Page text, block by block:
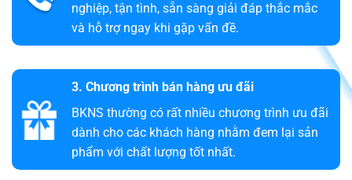
nghiệp, tận tình, sẵn sàng giải đáp thắc mắc
và hỗ trợ ngay khi gặp vấn đề.
3. Chương trình bán hàng ưu đãi
BKNS thường có rất nhiều chương trình ưu đãi
dành cho các khách hàng nhằm đem lại sản
phẩm với chất lượng tốt nhất.